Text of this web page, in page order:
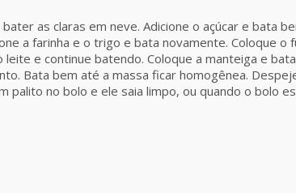
as claras em neve. Adicione o açúcar e bata
a farinha e o trigo e bata novamente. Coloque o
leite e continue batendo. Coloque a manteiga e
Bata bem até a massa ficar homogênea.
palito no bolo e ele saia limpo, ou quando o bolo